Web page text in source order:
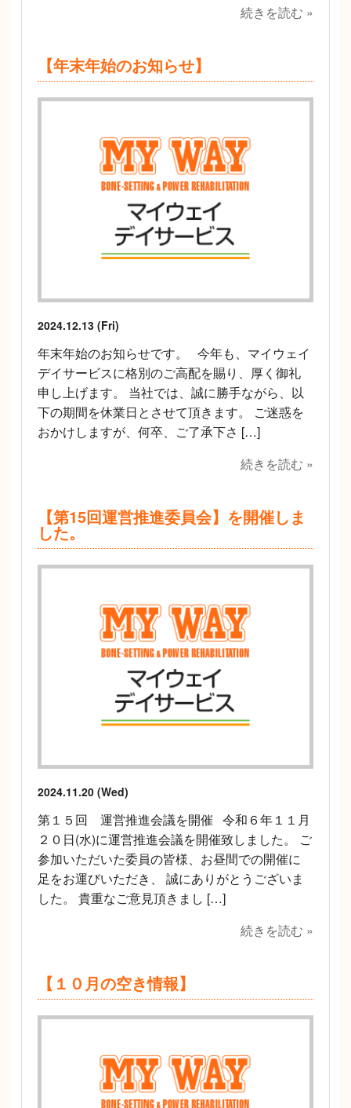
続きを読む »
【年末年始のお知らせ】
2024.12.13 (Fri)
年末年始のお知らせです。 今年も、マイウェイ
デイサービスに格別のご高配を賜り、厚く御礼
申し上げます。 当社では、誠に勝手ながら、以
下の期間を休業日とさせて頂きます。 ご迷惑を
おかけしますが、何卒、ご了承下さ […]
続きを読む »
【第15回運営推進委員会】を開催しま
した。
2024.11.20 (Wed)
第１５回 運営推進会議を開催 令和６年１１月
２０日(水)に運営推進会議を開催致しました。 ご
参加いただいた委員の皆様、お昼間での開催に
足をお運びいただき、 誠にありがとうございま
した。 貴重なご意見頂きまし […]
続きを読む »
【１０月の空き情報】